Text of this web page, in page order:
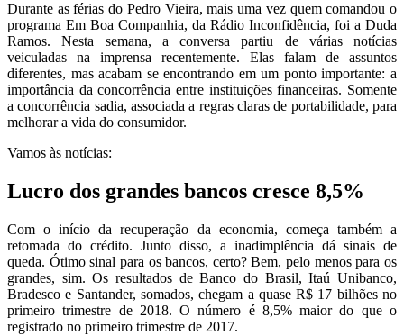
Durante as férias do Pedro Vieira, mais uma vez quem comandou o
programa Em Boa Companhia, da Rádio Inconfidência, foi a Duda
Ramos. Nesta semana, a conversa partiu de várias notícias
veiculadas na imprensa recentemente. Elas falam de assuntos
diferentes, mas acabam se encontrando em um ponto importante: a
importância da concorrência entre instituições financeiras. Somente
a concorrência sadia, associada a regras claras de portabilidade, para
melhorar a vida do consumidor.
Vamos às notícias:
Lucro dos grandes bancos cresce 8,5%
Com o início da recuperação da economia, começa também a
retomada do crédito. Junto disso, a inadimplência dá sinais de
queda. Ótimo sinal para os bancos, certo? Bem, pelo menos para os
grandes, sim. Os resultados de Banco do Brasil, Itaú Unibanco,
Bradesco e Santander, somados, chegam a quase R$ 17 bilhões no
primeiro trimestre de 2018. O número é 8,5% maior do que o
registrado no primeiro trimestre de 2017.